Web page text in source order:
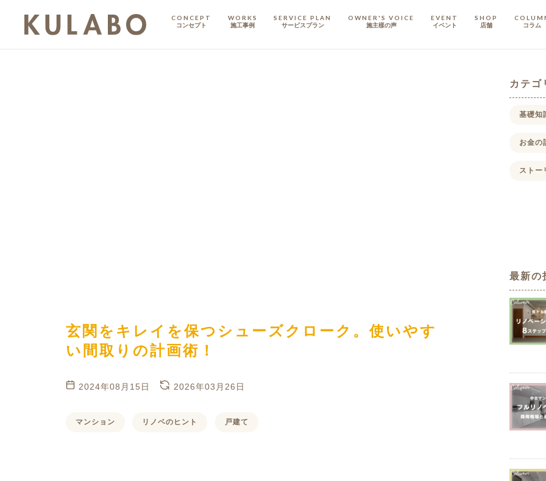
CONCEPT
コンセプト
WORKS
施工事例
SERVICE PLAN
サービスプラン
店舗リノベーション
OWNER'S VOICE
施主樣の声
EVENT
イベント
SHOP
店舗 コラム
玄関をキレイを保つシューズクローク。使いやす
い間取りの計画術！
2024年08月15日 2026年03月26日
マンション リノベのヒント 戸建て
カテゴ
基礎知
お金の
ストー
最新の